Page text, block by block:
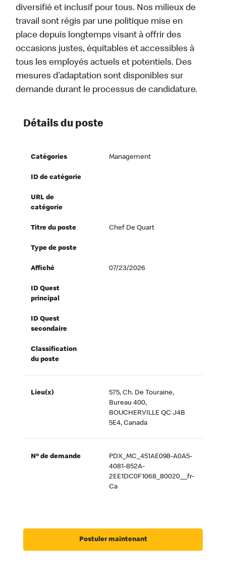
diversifié et inclusif pour tous. Nos milieux de
travail sont régis par une politique mise en
place depuis longtemps visant à offrir des
occasions justes, équitables et accessibles à
tous les employés actuels et potentiels. Des
mesures d’adaptation sont disponibles sur
demande durant le processus de candidature.
Détails du poste
Catégories Management
ID de catégorie
URL de
catégorie
Titre du poste Chef De Quart
Type de poste
Affiché 07/23/2026
ID Quest
principal
ID Quest
secondaire
Classification
du poste
Lieu(x)
575, Ch. De Touraine,
Bureau 400,
BOUCHERVILLE QC J4B
5E4, Canada
Nº de demande
PDX_MC_451AE098-A0A5-
4081-852A-
2EE1DC0F1068_80020__fr-
Ca
Postuler maintenant